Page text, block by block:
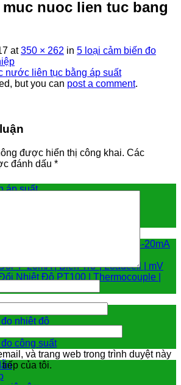
áp suất
| Điều Khiển Nhiệt Độ | Analog 4-20mA
4 -20mA | Biến Trở | Loadcell | mV
Nhiệt Độ PT100 | Thermocouple |
nhiệt độ
công suất
pháp
nuoc lien tuc bang
at350 × 262 in 5 loại cảm biến đo
but you can post a comment.
được hiển thị công khai. Các
đánh dấu *
và trang web trong trình duyệt này
của tôi.